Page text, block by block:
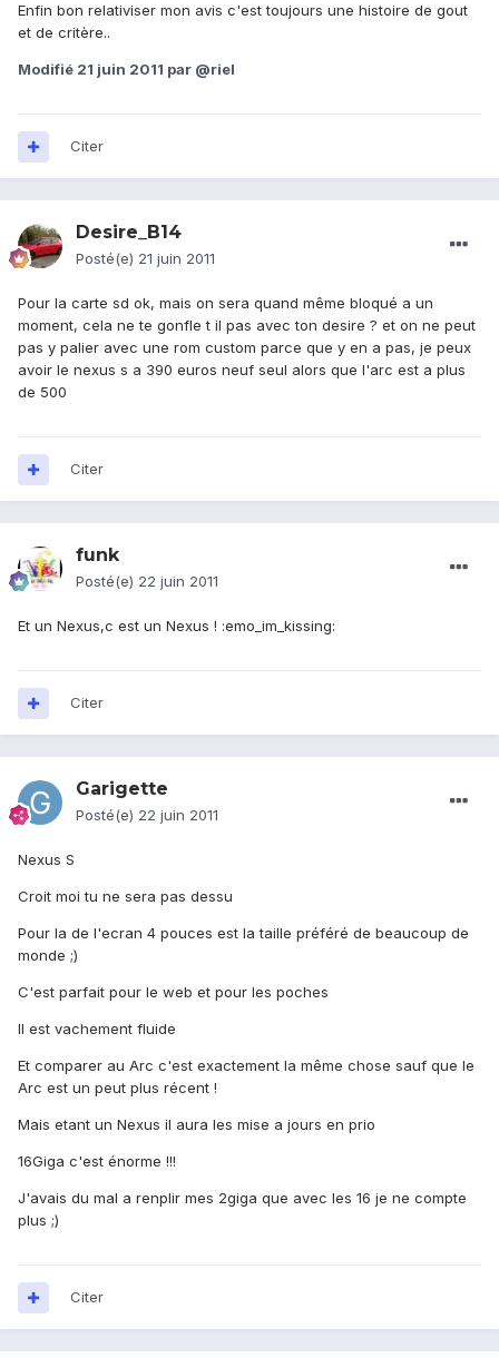
Enfin bon relativiser mon avis c'est toujours une histoire de gout
et de critère..
Modifié 21 juin 2011 par @riel
Citer
Desire_B14
Posté(e) 21 juin 2011
Pour la carte sd ok, mais on sera quand même bloqué a un
moment, cela ne te gonfle t il pas avec ton desire ? et on ne peut
pas y palier avec une rom custom parce que y en a pas, je peux
avoir le nexus s a 390 euros neuf seul alors que l'arc est a plus
de 500
Citer
funk
Posté(e) 22 juin 2011
Et un Nexus,c est un Nexus ! :emo_im_kissing:
Citer
Garigette
Posté(e) 22 juin 2011
Nexus S
Croit moi tu ne sera pas dessu
Pour la de l'ecran 4 pouces est la taille préféré de beaucoup de
monde ;)
C'est parfait pour le web et pour les poches
Il est vachement fluide
Et comparer au Arc c'est exactement la même chose sauf que le
Arc est un peut plus récent !
Mais etant un Nexus il aura les mise a jours en prio
16Giga c'est énorme !!!
J'avais du mal a renplir mes 2giga que avec les 16 je ne compte
plus ;)
Citer